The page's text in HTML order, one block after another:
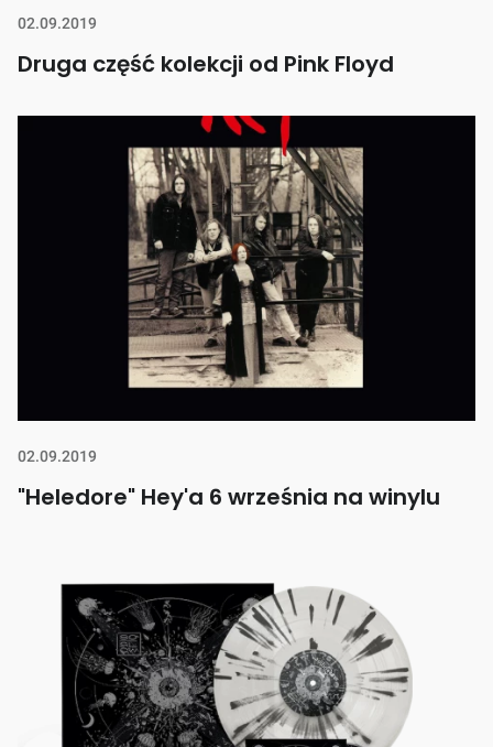
02.09.2019
Druga część kolekcji od Pink Floyd
02.09.2019
"Heledore" Hey'a 6 września na winylu